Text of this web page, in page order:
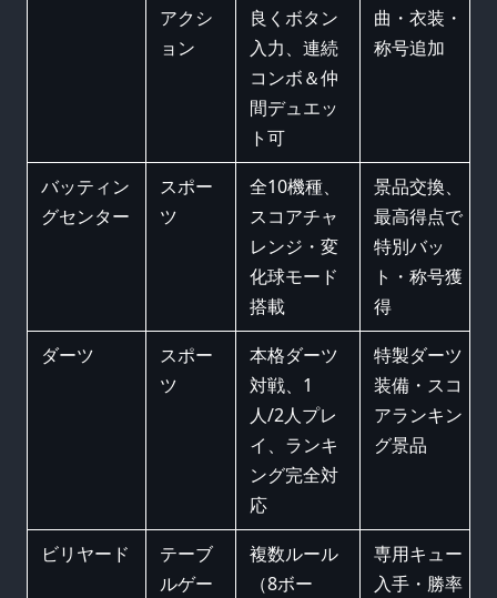
アクシ
ョン
良くボタン
入力、連続
コンボ＆仲
間デュエッ
ト可
曲・衣装・
称号追加
バッティン
グセンター
スポー
ツ
全10機種、
スコアチャ
レンジ・変
化球モード
搭載
景品交換、
最高得点で
特別バッ
ト・称号獲
得
ダーツ
スポー
ツ
本格ダーツ
対戦、1
人/2人プレ
イ、ランキ
ング完全対
応
特製ダーツ
装備・スコ
アランキン
グ景品
ビリヤード
テーブ
ルゲー
複数ルール
（8ボー
専用キュー
入手・勝率